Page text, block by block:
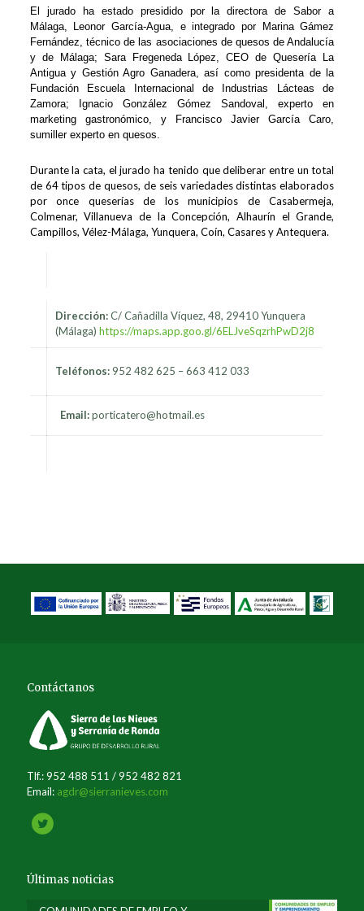
El jurado ha estado presidido por la directora de Sabor a
Málaga, Leonor García-Agua, e integrado por Marina Gámez
Fernández, técnico de las asociaciones de quesos de Andalucía
y de Málaga; Sara Fregeneda López, CEO de Quesería La
Antigua y Gestión Agro Ganadera, así como presidenta de la
Fundación Escuela Internacional de Industrias Lácteas de
Zamora; Ignacio González Gómez Sandoval, experto en
marketing gastronómico, y Francisco Javier García Caro,
sumiller experto en quesos.
Durante la cata, el jurado ha tenido que deliberar entre un total
de 64 tipos de quesos, de seis variedades distintas elaborados
por once queserías de los municipios de Casabermeja,
Colmenar, Villanueva de la Concepción, Alhaurín el Grande,
Campillos, Vélez-Málaga, Yunquera, Coín, Casares y Antequera.
Dirección:C/ Cañadilla Víquez, 48, 29410 Yunquera
(Málaga) https://maps.app.goo.gl/6ELJveSqzrhPwD2j8
Teléfonos: 952 482 625 – 663 412 033
Email:porticatero@hotmail.es
Contáctanos
Tlf.: 952 488 511 / 952 482 821
Email: agdr@sierranieves.com
Últimas noticias